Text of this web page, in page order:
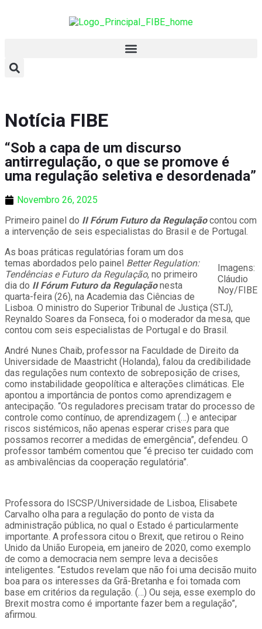
Notícia FIBE
“Sob a capa de um discurso
antirregulação, o que se promove é
uma regulação seletiva e desordenada”
Novembro 26, 2025
Primeiro painel do II Fórum Futuro da Regulaçãocontou com
a intervenção de seis especialistas do Brasil e de Portugal.
Imagens:
Cláudio
Noy/FIBE
As boas práticas regulatórias foram um dos
temas abordados pelo painel Better Regulation:
Tendências e Futuro da Regulação, no primeiro
dia do II Fórum Futuro da Regulaçãonesta
quarta-feira (26), na Academia das Ciências de
Lisboa. O ministro do Superior Tribunal de Justiça (STJ),
Reynaldo Soares da Fonseca, foi o moderador da mesa, que
contou com seis especialistas de Portugal e do Brasil.
André Nunes Chaib, professor na Faculdade de Direito da
Universidade de Maastricht (Holanda), falou da credibilidade
das regulações num contexto de sobreposição de crises,
como instabilidade geopolítica e alterações climáticas. Ele
apontou a importância de pontos como aprendizagem e
antecipação. “Os reguladores precisam tratar do processo de
controle como contínuo, de aprendizagem (…) e antecipar
riscos sistémicos, não apenas esperar crises para que
possamos recorrer a medidas de emergência”, defendeu. O
professor também comentou que “é preciso ter cuidado com
as ambivalências da cooperação regulatória”.
Professora do ISCSP/Universidade de Lisboa, Elisabete
Carvalho olha para a regulação do ponto de vista da
administração pública, no qual o Estado é particularmente
importante. A professora citou o Brexit, que retirou o Reino
Unido da União Europeia, em janeiro de 2020, como exemplo
de como a democracia nem sempre leva a decisões
inteligentes. “Estudos revelam que não foi uma decisão muito
boa para os interesses da Grã-Bretanha e foi tomada com
base em critérios da regulação. (…) Ou seja, esse exemplo do
Brexit mostra como é importante fazer bem a regulação”,
afirmou.